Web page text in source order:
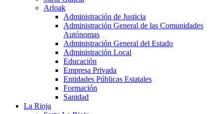
Arloak
Administración de Justicia
Administración General de las Comunidades
Autónomas
Administración General del Estado
Administración Local
Educación
Empresa Privada
Entidades Públicas Estatales
Formación
Sanidad
La Rioja